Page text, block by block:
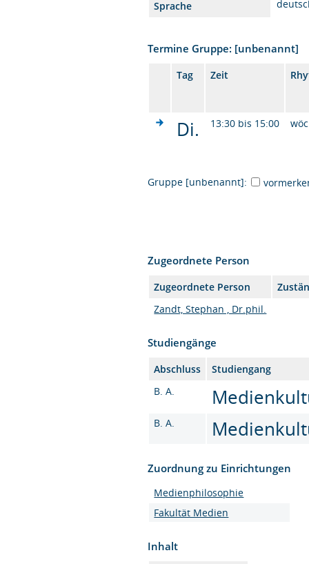
Sprache
Termine Gruppe: [unbenannt]
Tag Zeit
Di. 13:30 bis 15:00
Gruppe [unbenannt]:
Zugeordnete Person
Zugeordnete Person
Zandt, Stephan , Dr.phil.
Studiengänge
Abschluss
Studiengang
B. A.
B. A.
Zuordnung zu Einrichtungen
Medienphilosophie
Fakultät Medien
Inhalt